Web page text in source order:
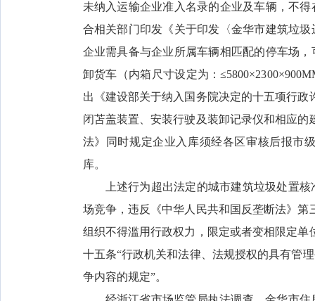
未纳入运输企业准入名录的企业及车辆，不
合相关部门印发《关于印发〈金华市建筑垃
企业需具备与企业所属车辆相匹配的停车场
卸货车（内箱尺寸设定为：
出《建设部关于纳入国务院决定的十五项行
闭苫盖装置、安装行驶及装卸记录仪和相应
法》同时规定企业入库须经各区审核后报市
库。
上述行为超出法定的城市建筑垃圾处置
场竞争，违反《中华人民共和国反垄断法》
组织不得滥用行政权力，限定或者变相限定
十五条“行政机关和法律、法规授权的具有管
争内容的规定”。